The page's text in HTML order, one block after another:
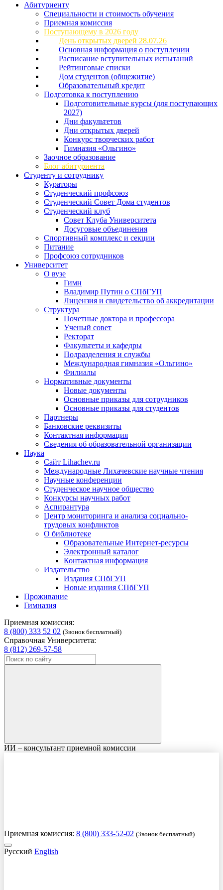
Абитуриенту
Специальности и стоимость обучения
Приемная комиссия
Поступающему в 2026 году
День открытых дверей 28.07.26
Основная информация о поступлении
Расписание вступительных испытаний
Рейтинговые списки
Дом студентов (общежитие)
Образовательный кредит
Подготовка к поступлению
Подготовительные курсы (для поступающих
2027)
Дни факультетов
Дни открытых дверей
Конкурс творческих работ
Гимназия «Ольгино»
Заочное образование
Блог абитуриента
Студенту и сотруднику
Кураторы
Студенческий профсоюз
Студенческий Совет Дома студентов
Студенческий клуб
Совет Клуба Университета
Досуговые объединения
Спортивный комплекс и секции
Питание
Профсоюз сотрудников
Университет
О вузе
Гимн
Владимир Путин о СПбГУП
Лицензия и свидетельство об аккредитации
Структура
Почетные доктора и профессора
Ученый совет
Ректорат
Факультеты и кафедры
Подразделения и службы
Международная гимназия «Ольгино»
Филиалы
Нормативные документы
Новые документы
Основные приказы для сотрудников
Основные приказы для студентов
Партнеры
Банковские реквизиты
Контактная информация
Сведения об образовательной организации
Наука
Сайт Lihachev.ru
Международные Лихачевские научные чтения
Научные конференции
Студенческое научное общество
Конкурсы научных работ
Аспирантура
Центр мониторинга и анализа социально-
трудовых конфликтов
О библиотеке
Образовательные Интернет-ресурсы
Электронный каталог
Контактная информация
Издательство
Издания СПбГУП
Новые издания СПбГУП
Проживание
Гимназия
Приемная комиссия:
8 (800) 333 52 02 (Звонок бесплатный)
Справочная Университета:
8 (812) 269-57-58
ИИ – консультант приемной комиссии
Приемная комиссия: 8 (800) 333-52-02 (Звонок бесплатный)
Русский English